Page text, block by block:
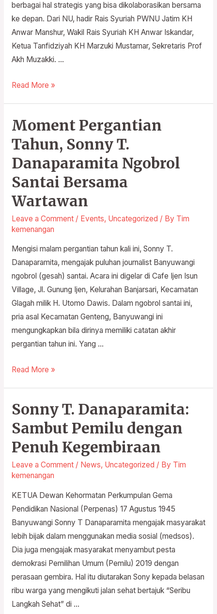
berbagai hal strategis yang bisa dikolaborasikan bersama
ke depan. Dari NU, hadir Rais Syuriah PWNU Jatim KH
Anwar Manshur, Wakil Rais Syuriah KH Anwar Iskandar,
Ketua Tanfidziyah KH Marzuki Mustamar, Sekretaris Prof
Akh Muzakki. …
perkuat
ekonomi
umat
Read More »
Moment Pergantian
Tahun, Sonny T.
Danaparamita Ngobrol
Santai Bersama
Wartawan
Leave a Comment / Events, Uncategorized / By Tim
kemenangan
Mengisi malam pergantian tahun kali ini, Sonny T.
Danaparamita, mengajak puluhan journalist Banyuwangi
ngobrol (gesah) santai. Acara ini digelar di Cafe Ijen Isun
Village, Jl. Gunung Ijen, Kelurahan Banjarsari, Kecamatan
Glagah milik H. Utomo Dawis. Dalam ngobrol santai ini,
pria asal Kecamatan Genteng, Banyuwangi ini
mengungkapkan bila dirinya memiliki catatan akhir
pergantian tahun ini. Yang …
Moment
Tahun,
Sonny
T.
Danaparamita
Ngobrol
Santai
Bersama
Wartawan
Read More »
Sonny T. Danaparamita:
Sambut Pemilu dengan
Penuh Kegembiraan
Leave a Comment / News, Uncategorized / By Tim
kemenangan
KETUA Dewan Kehormatan Perkumpulan Gema
Pendidikan Nasional (Perpenas) 17 Agustus 1945
Banyuwangi Sonny T Danaparamita mengajak masyarakat
lebih bijak dalam menggunakan media sosial (medsos).
Dia juga mengajak masyarakat menyambut pesta
demokrasi Pemilihan Umum (Pemilu) 2019 dengan
perasaan gembira. Hal itu diutarakan Sony kepada belasan
ribu warga yang mengikuti jalan sehat bertajuk “Seribu
Langkah Sehat” di …
Sonny
Danaparamita:
Sambut
Pemilu
dengan
Kegembiraan